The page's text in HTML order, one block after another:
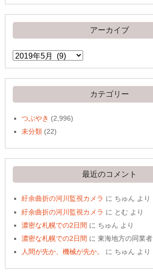
アーカイブ
ア
ー
イ
ブ
カテゴリー
つぶやき (2,996)
未分類 (22)
最近のコメント
紆余曲折の河川監視カメラ に ちゅん より
紆余曲折の河川監視カメラ に とむ より
濃密な札幌での2日間 に ちゅん より
濃密な札幌での2日間 に東海地方の同業者
人間が先か、機械が先か。
に ちゅん より